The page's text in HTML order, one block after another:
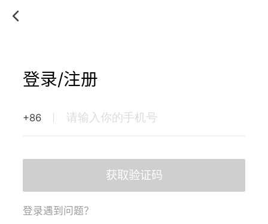
登录/注册
+86
获取验证码
登录遇到问题？